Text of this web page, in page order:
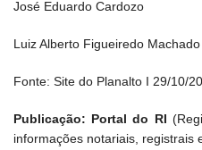
José Eduardo Cardozo
Luiz Alberto Figueiredo Machado
Fonte: Site do Planalto I 29/10/
Publicação: Portal do RI
informações notariais, registrais